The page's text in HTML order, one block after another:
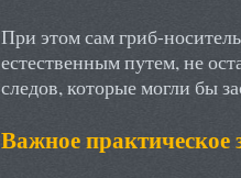
При этом сам гриб-
естественным путем, не
следов, которые могли бы
Важное практическое